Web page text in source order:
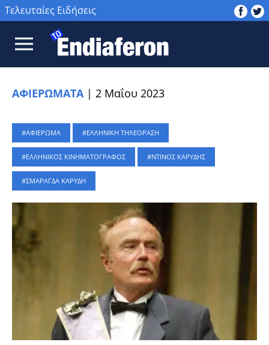
Τελευταίες Ειδήσεις
ΑΦΙΕΡΩΜΑΤΑ | 2 Μαΐου 2023
ΑΦΙΕΡΩΜΑ ΕΛΛΗΝΙΚΗ ΤΗΛΕΟΡΑΣΗ
ΕΛΛΗΝΙΚΟΣ ΚΙΝΗΜΑΤΟΓΡΑΦΟΣ ΝΤΙΝΟΣ ΚΑΡΥΔΗΣ
ΣΜΑΡΑΓΔΑ ΚΑΡΥΔΗ